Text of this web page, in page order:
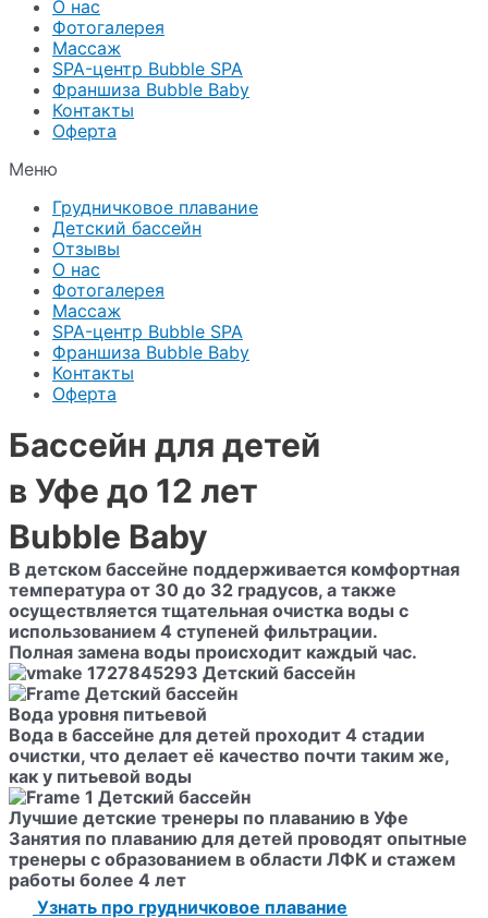
О нас
Фотогалерея
Массаж
SPA-центр Bubble SPA
Франшиза Bubble Baby
Контакты
Оферта
Меню
Грудничковое плавание
Детский бассейн
Отзывы
О нас
Фотогалерея
Массаж
SPA-центр Bubble SPA
Франшиза Bubble Baby
Контакты
Оферта
Бассейн для детей
в Уфе до 12 лет
Bubble Baby
В детском бассейне поддерживается комфортная
температура от 30 до 32 градусов, а также
осуществляется тщательная очистка воды с
использованием 4 ступеней фильтрации.
Полная замена воды происходит каждый час.
Вода уровня питьевой
Вода в бассейне для детей проходит 4 стадии
очистки, что делает её качество почти таким же,
как у питьевой воды
Лучшие детские тренеры по плаванию в Уфе
Занятия по плаванию для детей проводят опытные
тренеры с образованием в области ЛФК и стажем
работы более 4 лет
Узнать про грудничковое плавание